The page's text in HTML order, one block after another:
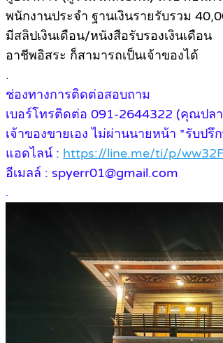
พนักงานประจำ ฐานเงินรายรับรวม
มีสลิปเงินเดือน/หนังสือรับรองเงินเดือน
อาชีพอิสระ ก็สามารถเป็นเจ้าของได้
.
ช่องทางการติดต่อสอบถาม
เบอร์โทรติดต่อ 091-2644322 (คุณป
เจ้าของขายเอง ไม่ผ่านนายหน้า *รับปรึ
แอดไลน์ : https://line.me/ti/p/
อีเมลล์ : spyerr01@gmail.com
.